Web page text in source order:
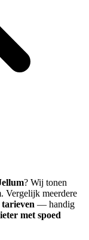
? Wij tonen
. Vergelijk meerdere
tarieven — handig
met spoed